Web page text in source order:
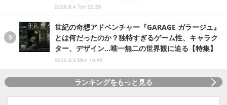
2026.8.4 Tue 22:20
世紀の奇想アドベンチャー『GARAGE ガラージュ』
とは何だったのか？独特すぎるゲーム性、キャラク
ター、デザイン…唯一無二の世界観に迫る【特集】
2026.8.3 Mon 18:45
ランキングをもっと見る